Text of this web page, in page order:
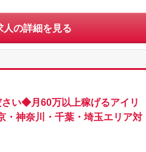
人の詳細を見る
い◆月60万以上稼げるアイリ
神奈川・千葉・埼玉エリア対